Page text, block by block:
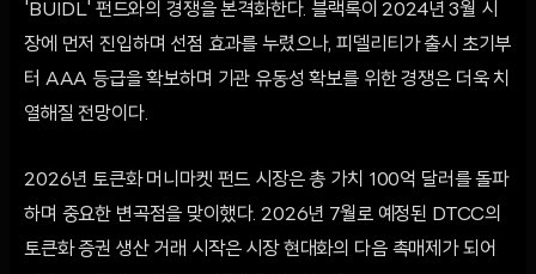
'BUIDL' 펀드와의 경쟁을 본격화한다. 블랙록이 2024년 3월 시
장에 먼저 진입하며 선점 효과를 누렸으나, 피델리티가 출시 초기부
터 AAA 등급을 확보하며 기관 유동성 확보를 위한 경쟁은 더욱 치
열해질 전망이다.
2026년 토큰화 머니마켓 펀드 시장은 총 가치 100억 달러를 돌파
하며 중요한 변곡점을 맞이했다. 2026년 7월로 예정된 DTCC의
토큰화 증권 생산 거래 시작은 시장 현대화의 다음 촉매제가 되어